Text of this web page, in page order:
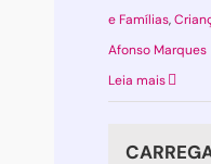
e Famílias,
Afonso Marques
Leia mais